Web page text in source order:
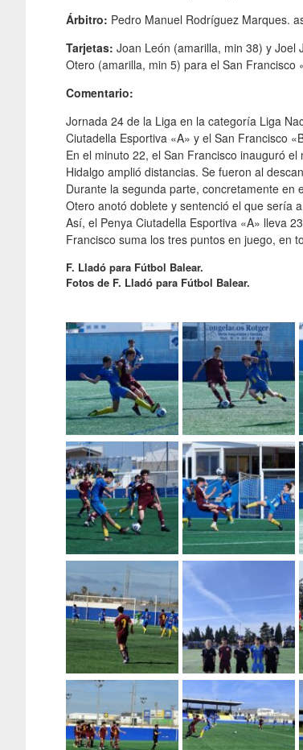
Árbitro: Pedro Manuel Rodríguez Marques.
Tarjetas: Joan León (amarilla, min 38) y Joel
Otero (amarilla, min 5) para el San Francisco
Comentario:
Jornada 24 de la Liga en la categoría Liga
Ciutadella Esportiva «A» y el San Francisco
En el minuto 22, el San Francisco inauguró
Hidalgo amplió distancias. Se fueron al
Durante la segunda parte, concretamente en
Otero anotó doblete y sentenció el que sería
Así, el Penya Ciutadella Esportiva «A» lleva
Francisco suma los tres puntos en juego, en
F. Lladó para Fútbol Balear.
Fotos de F. Lladó para Fútbol Balear.